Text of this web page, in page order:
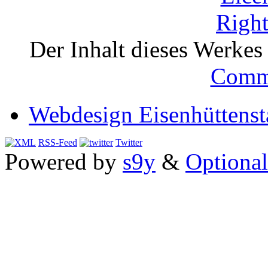
Der Inhalt dieses
Webdesign
RSS-Feed Twitter
Powered by s9y &